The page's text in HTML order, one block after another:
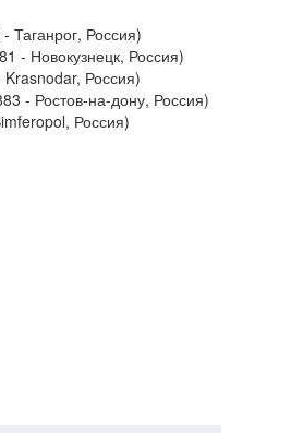
Таганрог, Россия)
- Новокузнецк, Россия)
Krasnodar, Россия)
- Ростов-на-дону, Россия)
Россия)